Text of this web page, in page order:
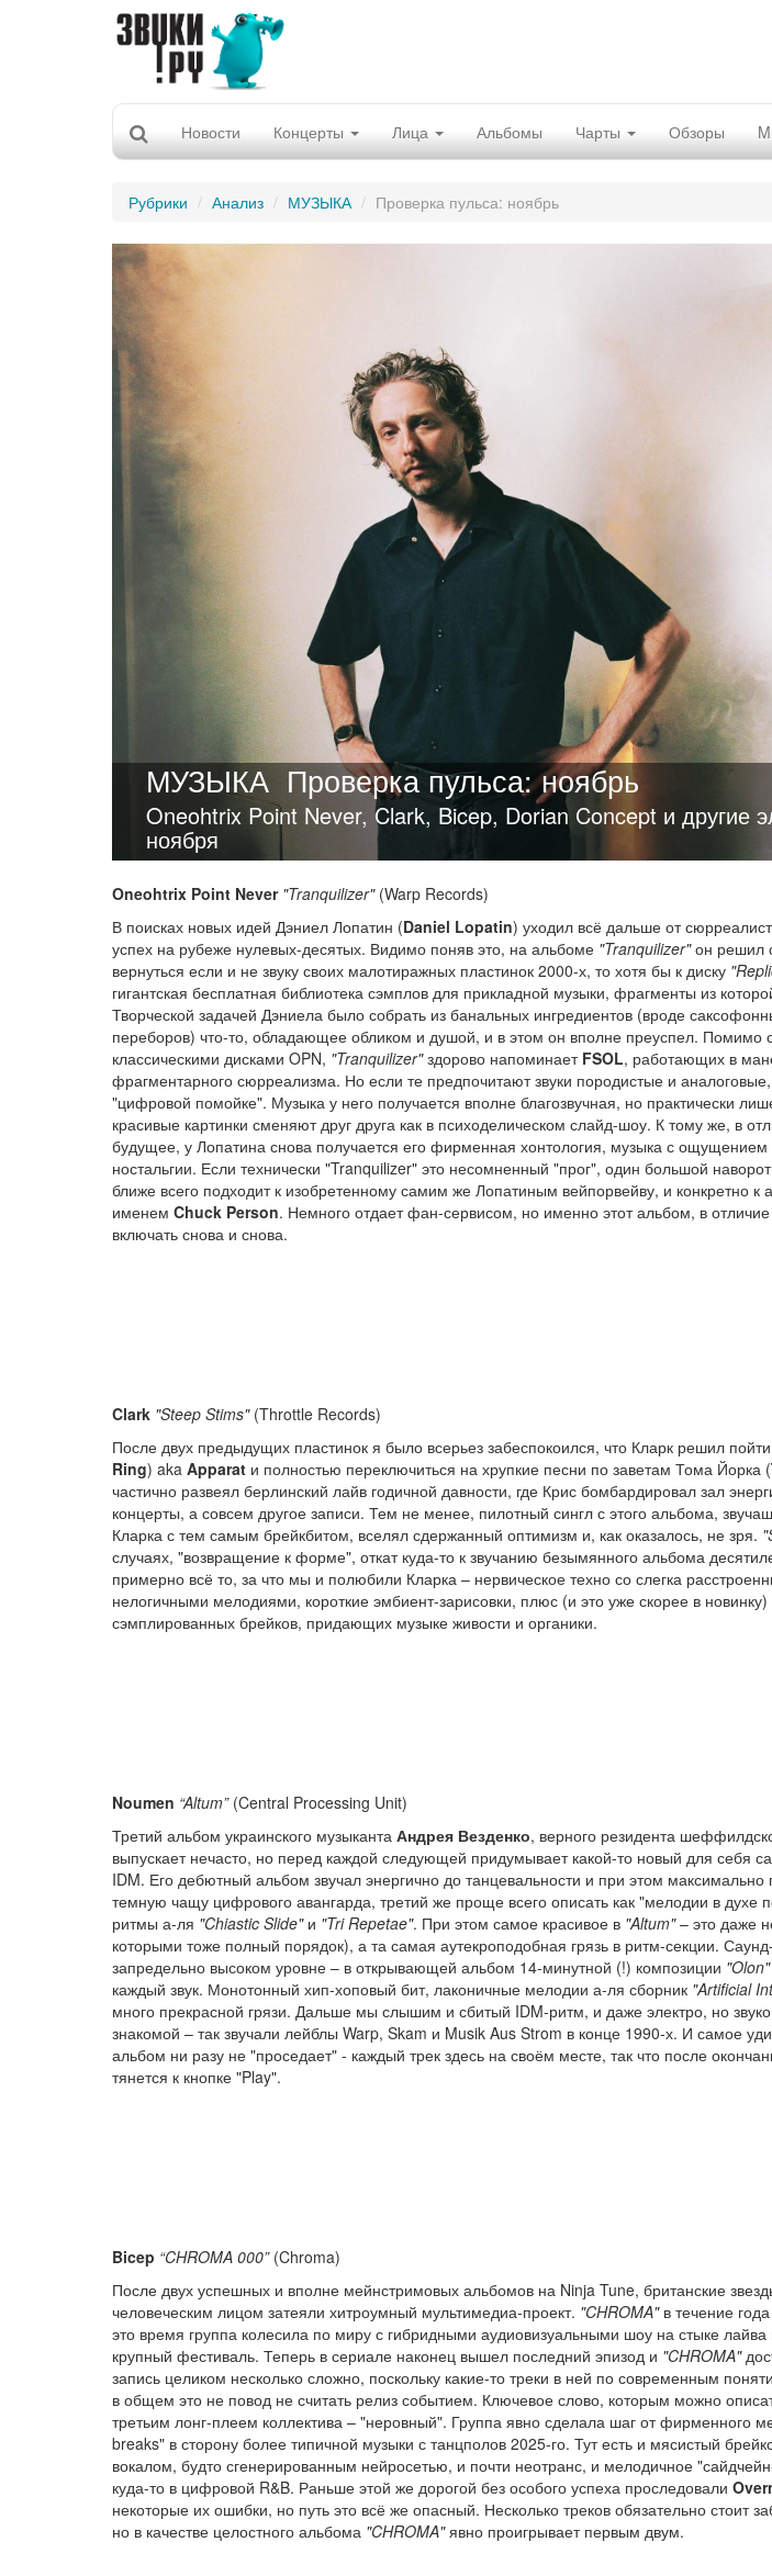
Новости Концерты Лица Альбомы Чарты Обзоры
Рубрики Анализ МУЗЫКА Проверка пульса: ноябрь
МУЗЫКА Проверка пульса: ноябрь
Oneohtrix Point Never, Clark, Bicep, Dorian Concept и другие
ноября
Oneohtrix Point Never "Tranquilizer"(Warp Records)
В поисках новых идей Дэниел Лопатин (Daniel Lopatin) уходил всё дальше от
успех на рубеже нулевых-десятых. Видимо поняв это, на альбоме "Tranquilizer"он решил
вернуться если и не звуку своих малотиражных пластинок 2000-х, то хотя бы к диску
гигантская бесплатная библиотека сэмплов для прикладной музыки, фрагменты из
Творческой задачей Дэниела было собрать из банальных ингредиентов (вроде
переборов) что-то, обладающее обликом и душой, и в этом он вполне преуспел. Помимо
классическими дисками OPN, "Tranquilizer"здорово напоминает FSOL, работающих в
фрагментарного сюрреализма. Но если те предпочитают звуки породистые и
"цифровой помойке". Музыка у него получается вполне благозвучная, но практически
красивые картинки сменяют друг друга как в психоделическом слайд-шоу. К тому же, в
будущее, у Лопатина снова получается его фирменная хонтология, музыка с
ностальгии. Если технически "Tranquilizer" это несомненный "прог", один большой
ближе всего подходит к изобретенному самим же Лопатиным вейпорвейву, и конкретно к
именем Chuck Person. Немного отдает фан-сервисом, но именно этот альбом, в
включать снова и снова.
Clark "Steep Stims"(Throttle Records)
После двух предыдущих пластинок я было всерьез забеспокоился, что Кларк решил
Ring) aka Apparat и полностью переключиться на хрупкие песни по заветам Тома Йорка (
частично развеял берлинский лайв годичной давности, где Крис бомбардировал зал
концерты, а совсем другое записи. Тем не менее, пилотный сингл с этого альбома,
Кларка с тем самым брейкбитом, вселял сдержанный оптимизм и, как оказалось, не зря.
случаях, "возвращение к форме", откат куда-то к звучанию безымянного альбома
примерно всё то, за что мы и полюбили Кларка – нервическое техно со слегка
нелогичными мелодиями, короткие эмбиент-зарисовки, плюс (и это уже скорее в
сэмплированных брейков, придающих музыке живости и органики.
Noumen “Altum”(Central Processing Unit)
Третий альбом украинского музыканта Андрея Везденко, верного резидента
выпускает нечасто, но перед каждой следующей придумывает какой-то новый для себя
IDM. Его дебютный альбом звучал энергично до танцевальности и при этом максимально
темную чащу цифрового авангарда, третий же проще всего описать как "мелодии в духе
ритмы а-ля "Chiastic Slide"и "Tri Repetae". При этом самое красивое в "Altum"– это даже
которыми тоже полный порядок), а та самая аутекроподобная грязь в ритм-секции.
запредельно высоком уровне – в открывающей альбом 14-минутной (!) композиции "Olon"
каждый звук. Монотонный хип-хоповый бит, лаконичные мелодии а-ля сборник "Artificial
много прекрасной грязи. Дальше мы слышим и сбитый IDM-ритм, и даже электро, но
знакомой – так звучали лейблы Warp, Skam и Musik Aus Strom в конце 1990-х. И самое
альбом ни разу не "проседает" - каждый трек здесь на своём месте, так что после
тянется к кнопке "Play".
Bicep “CHROMA 000”(Chroma)
После двух успешных и вполне мейнстримовых альбомов на Ninja Tune, британские
человеческим лицом затеяли хитроумный мультимедиа-проект. "CHROMA"в течение
это время группа колесила по миру с гибридными аудиовизуальными шоу на стыке
крупный фестиваль. Теперь в сериале наконец вышел последний эпизод и "CHROMA"
запись целиком несколько сложно, поскольку какие-то треки в ней по современным
в общем это не повод не считать релиз событием. Ключевое слово, которым можно
третьим лонг-плеем коллектива – "неровный". Группа явно сделала шаг от фирменного
breaks" в сторону более типичной музыки с танцполов 2025-го. Тут есть и мясистый
вокалом, будто сгенерированным нейросетью, и почти неотранс, и мелодичное
куда-то в цифровой R&B. Раньше этой же дорогой без особого успеха проследовали
некоторые их ошибки, но путь это всё же опасный. Несколько треков обязательно стоит
но в качестве целостного альбома "CHROMA"явно проигрывает первым двум.